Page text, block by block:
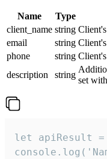
Name Type
client_name string
email
string
phone
string
description
string
set
let apiResult